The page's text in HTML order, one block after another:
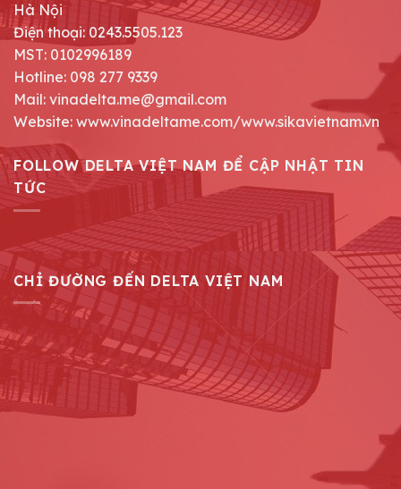
Hà Nội
Điện thoại: 0243.5505.123
MST: 0102996189
Hotline: 098 277 9339
Mail: vinadelta.me@gmail.com
Website: www.vinadeltame.com/www.sikavietnam.vn
FOLLOW DELTA VIỆT NAM ĐỂ CẬP NHẬT TIN
TỨC
CHỈ ĐƯỜNG ĐẾN DELTA VIỆT NAM